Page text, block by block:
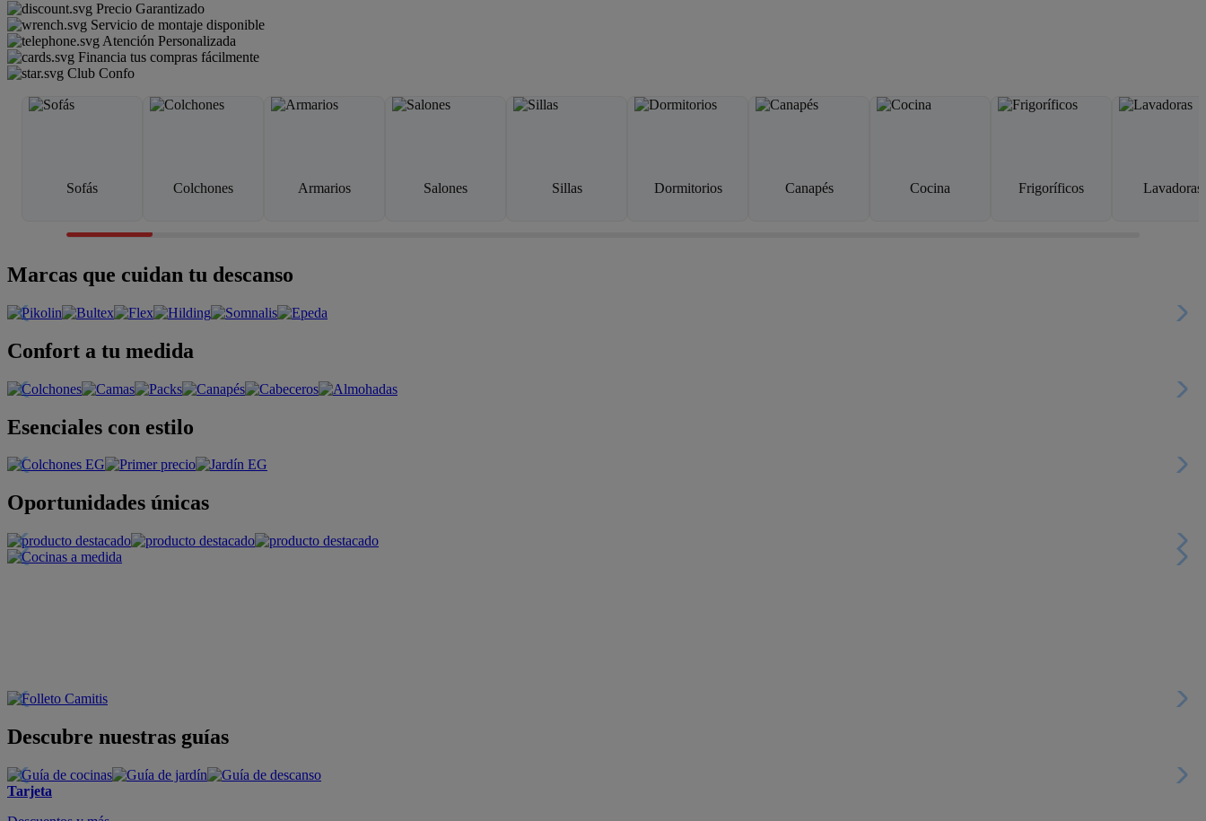
Precio Garantizado
Servicio de montaje disponible
Atención Personalizada
Financia tus compras fácilmente
Club Confo
Sofás Colchones Armarios Salones Sillas Dormitorios Canapés Cocina Frigoríficos Lavadoras
Marcas que cuidan tu descanso
Confort a tu medida
Esenciales con estilo
Oportunidades únicas
Descubre nuestras guías
Tarjeta